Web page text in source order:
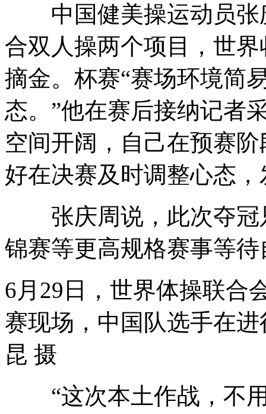
中国健美操运动员张
合双人操两个项目，世
摘金。杯赛“赛场环境简
态。”他在赛后接纳记者
空间开阔，自己在预赛
好在决赛及时调整心态
张庆周说，此次夺冠
锦赛等更高规格赛事等
6月29日，世界体操联合
赛现场，中国队选手在
昆 摄
“这次本土作战，不用